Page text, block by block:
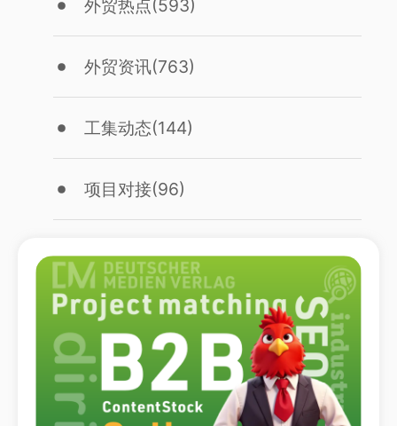
外贸热点(593)
外贸资讯(763)
工集动态(144)
项目对接(96)